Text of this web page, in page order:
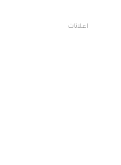
اعلانات